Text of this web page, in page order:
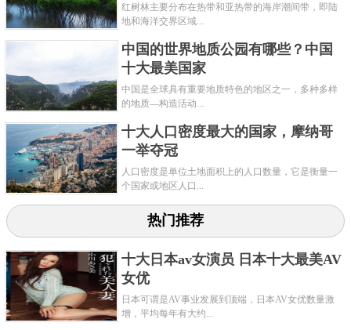
红树林主要分布在热带和亚热带的海岸潮间带，即陆
地和海洋交界区域...
中国的世界地质公园有哪些？中国
十大最美国家
中国是全球具有重要地质特色的地区之一，多种多样
的地质—构造活动...
十大人口密度最大的国家，摩纳哥
一举夺冠
人口密度是单位土地面积上的人口数量，它是衡量一
个国家或地区人口...
热门推荐
十大日本av女演员 日本十大最美AV
女优
日本可谓是AV事业发展到顶端，日本AV女优数量激
增，平均每年有大约...